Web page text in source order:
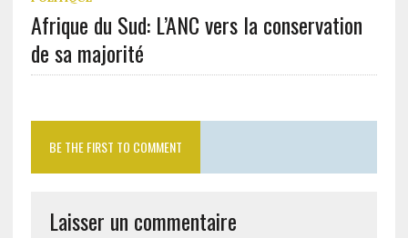
Afrique du Sud: L’ANC vers la conservation
de sa majorité
BE THE FIRST TO COMMENT
Laisser un commentaire